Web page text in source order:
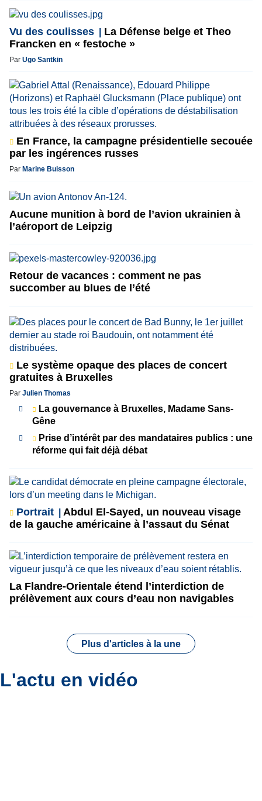
Vu des coulisses
La Défense belge et Theo
Francken en « festoche »
Par Ugo Santkin
En France, la campagne présidentielle secouée
par les ingérences russes
Par Marine Buisson
Aucune munition à bord de l’avion ukrainien à
l’aéroport de Leipzig
Retour de vacances : comment ne pas
succomber au blues de l’été
Le système opaque des places de concert
gratuites à Bruxelles
Par Julien Thomas
La gouvernance à Bruxelles, Madame Sans-
Gêne
Prise d’intérêt par des mandataires publics : une
réforme qui fait déjà débat
Portrait
Abdul El-Sayed, un nouveau visage
de la gauche américaine à l’assaut du Sénat
La Flandre-Orientale étend l’interdiction de
prélèvement aux cours d’eau non navigables
Plus d'articles à la une
L'actu en vidéo